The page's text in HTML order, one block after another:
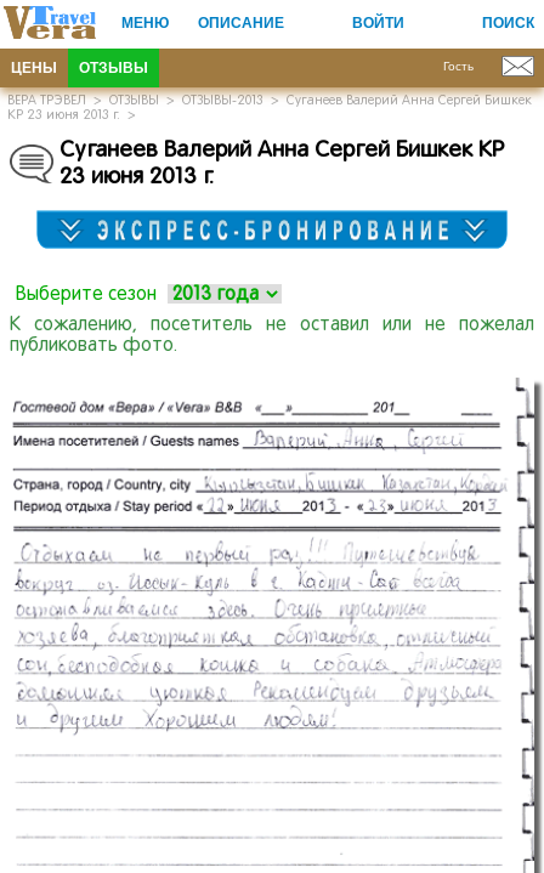
МЕНЮ ОПИСАНИЕ ВОЙТИ ПОИСК
ЦЕНЫ ОТЗЫВЫ Гость
ВЕРА ТРЭВЕЛ>ОТЗЫВЫ>ОТЗЫВЫ-2013>Суганеев Валерий Анна Сергей Бишкек
КР 23 июня 2013 г. >
Суганеев Валерий Анна Сергей Бишкек КР
23 июня 2013 г.
Выберите сезон
К сожалению, посетитель не оставил или не пожелал
публиковать фото.